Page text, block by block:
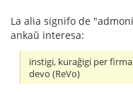
La alia signifo de
ankaŭ interesa:
instigi, kuraĝigi per
devo (ReVo)